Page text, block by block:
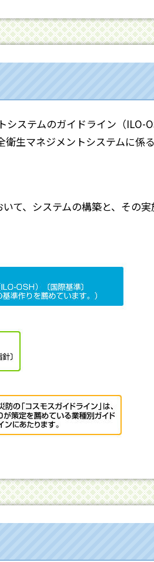
ステムのガイドライン（ILO-
生マネジメントシステムに係
て、システムの構築と、その